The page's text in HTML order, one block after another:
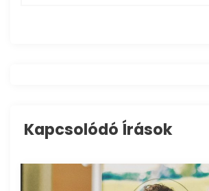
n
a
Kapcsolódó Írások